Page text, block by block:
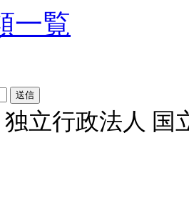
一覧
立行政法人 国